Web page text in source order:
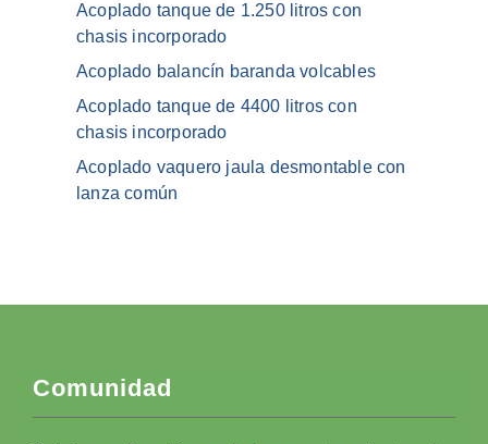
Acoplado tanque de 1.250 litros con
chasis incorporado
Acoplado balancín baranda volcables
Acoplado tanque de 4400 litros con
chasis incorporado
Acoplado vaquero jaula desmontable con
lanza común
Comunidad